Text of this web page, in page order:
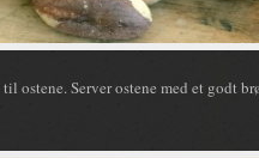
ostene. Server ostene med et godt